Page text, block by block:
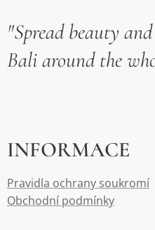
"Spread beauty
Bali around the
INFORMACE
Pravidla ochrany soukromí
Obchodní podmínky